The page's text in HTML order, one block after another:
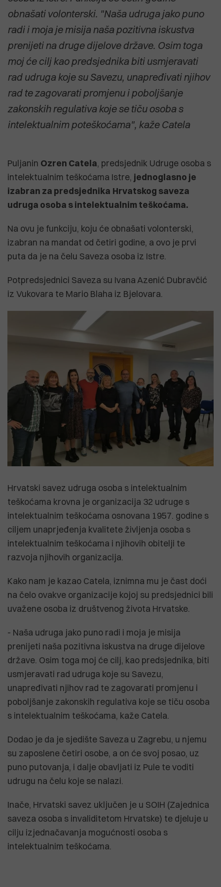
obnašati volonterski. "Naša udruga jako puno
radi i moja je misija naša pozitivna iskustva
prenijeti na druge dijelove države. Osim toga
moj će cilj kao predsjednika biti usmjeravati
rad udruga koje su Savezu, unapređivati njihov
rad te zagovarati promjenu i poboljšanje
zakonskih regulativa koje se tiču osoba s
intelektualnim poteškoćama", kaže Catela
Puljanin Ozren Catela, predsjednik Udruge osoba s
intelektualnim teškoćama Istre, jednoglasno je
izabran za predsjednika Hrvatskog saveza
udruga osoba s intelektualnim teškoćama.
Na ovu je funkciju, koju će obnašati volonterski,
izabran na mandat od četiri godine, a ovo je prvi
puta da je na čelu Saveza osoba iz Istre.
Potpredsjednici Saveza su Ivana Azenić Dubravčić
iz Vukovara te Mario Blaha iz Bjelovara.
Hrvatski savez udruga osoba s intelektualnim
teškoćama krovna je organizacija 32 udruge s
intelektualnim teškoćama osnovana 1957. godine s
ciljem unaprjeđenja kvalitete življenja osoba s
intelektualnim teškoćama i njihovih obitelji te
razvoja njihovih organizacija.
Kako nam je kazao Catela, iznimna mu je čast doći
na čelo ovakve organizacije kojoj su predsjednici bili
uvažene osoba iz društvenog života Hrvatske.
- Naša udruga jako puno radi i moja je misija
prenijeti naša pozitivna iskustva na druge dijelove
države. Osim toga moj će cilj, kao predsjednika, biti
usmjeravati rad udruga koje su Savezu,
unapređivati njihov rad te zagovarati promjenu i
poboljšanje zakonskih regulativa koje se tiču osoba
s intelektualnim teškoćama, kaže Catela.
Dodao je da je sjedište Saveza u Zagrebu, u njemu
su zaposlene četiri osobe, a on će svoj posao, uz
puno putovanja, i dalje obavljati iz Pule te voditi
udrugu na čelu koje se nalazi.
Inače, Hrvatski savez uključen je u SOIH (Zajednica
saveza osoba s invaliditetom Hrvatske) te djeluje u
cilju izjednačavanja mogućnosti osoba s
intelektualnim teškoćama.